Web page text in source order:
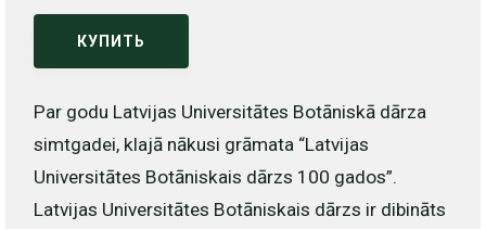
КУПИТЬ
Par godu Latvijas Universitātes Botāniskā dārza
simtgadei, klajā nākusi grāmata “Latvijas
Universitātes Botāniskais dārzs 100 gados”.
Latvijas Universitātes Botāniskais dārzs ir dibināts